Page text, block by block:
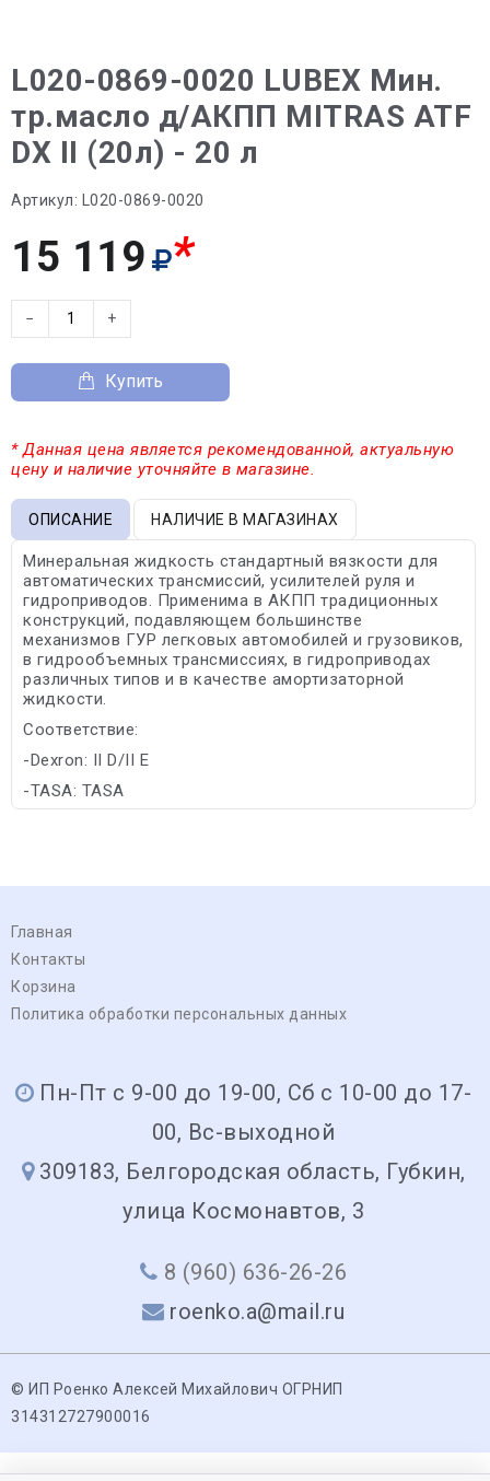
L020-0869-0020 LUBEX Мин.
тр.масло д/АКПП MITRAS ATF
DX II (20л) - 20 л
Артикул: L020-0869-0020
15 119 *
− +
Купить
* Данная цена является рекомендованной, актуальную
цену и наличие уточняйте в магазине.
ОПИСАНИЕ НАЛИЧИЕ В МАГАЗИНАХ
Минеральная жидкость стандартный вязкости для
автоматических трансмиссий, усилителей руля и
гидроприводов. Применима в АКПП традиционных
конструкций, подавляющем большинстве
механизмов ГУР легковых автомобилей и грузовиков,
в гидрообъемных трансмиссиях, в гидроприводах
различных типов и в качестве амортизаторной
жидкости.
Соответствие:
-Dexron: II D/II E
-TASA: TASA
Главная
Контакты
Корзина
Политика обработки персональных данных
Пн-Пт с 9-00 до 19-00, Сб с 10-00 до 17-
00, Вс-выходной
309183, Белгородская область, Губкин,
улица Космонавтов, 3
8 (960) 636-26-26
roenko.a@mail.ru
© ИП Роенко Алексей Михайлович ОГРНИП
314312727900016